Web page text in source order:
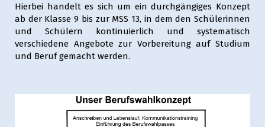
Hierbei handelt es sich um ein durchgängiges Konzept
ab der Klasse 9 bis zur MSS 13, in dem den Schülerinnen
und Schülern kontinuierlich und systematisch
verschiedene Angebote zur Vorbereitung auf Studium
und Beruf gemacht werden.